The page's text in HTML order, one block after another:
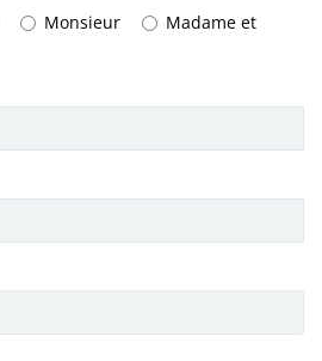
Monsieur
Madame et